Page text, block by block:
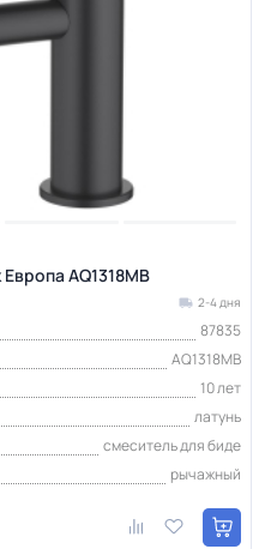
AQ1318MB
2-4 дня
87835
AQ1318MB
10 лет
латунь
смеситель для биде
рычажный